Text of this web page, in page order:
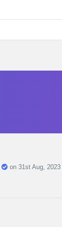
on 31st Aug, 2023